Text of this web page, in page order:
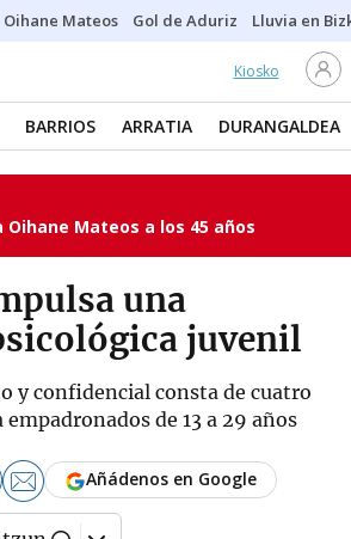
Oihane Mateos Gol de Aduriz Lluvia en
Kiosko
BARRIOS ARRATIA DURANGALDEA
Mateos a los 45 años
una
juvenil
y confidencial consta de cuatro
empadronados de 13 a 29 años
Añádenos en Google